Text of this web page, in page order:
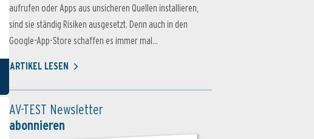
aufrufen oder Apps aus unsicheren Quellen installieren,
sind sie ständig Risiken ausgesetzt. Denn auch in den
Google-App-Store schaffen es immer mal...
ARTIKEL LESEN
AV-TEST Newsletter
abonnieren